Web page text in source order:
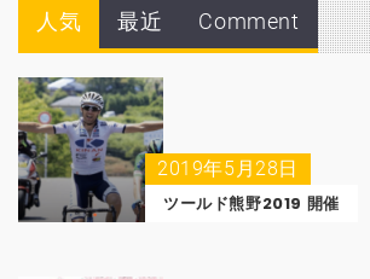
人気 最近 Comment
2019年5月28日
ツールド熊野2019 開催